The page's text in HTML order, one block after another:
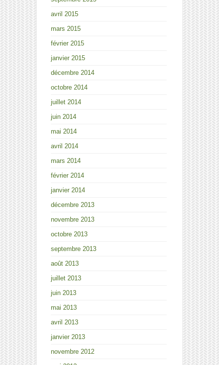
avril 2015
mars 2015
février 2015
janvier 2015
décembre 2014
octobre 2014
juillet 2014
juin 2014
mai 2014
avril 2014
mars 2014
février 2014
janvier 2014
décembre 2013
novembre 2013
octobre 2013
septembre 2013
août 2013
juillet 2013
juin 2013
mai 2013
avril 2013
janvier 2013
novembre 2012